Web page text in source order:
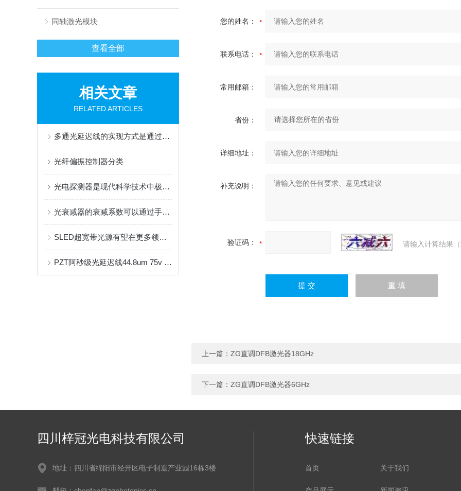
同轴激光模块
查看全部
相关文章
RELATED ARTICLES
多通光延迟线的实现方式是通过多通道的光学路径来实现光信号的传输
光纤偏振控制器分类
光电探测器是现代科学技术中极为重要的一环
光衰减器的衰减系数可以通过手动或自动两种方式进行调整
SLED超宽带光源有望在更多领域发挥重要作用
PZT阿秒级光延迟线44.8um 75v 30k：一文带你了解是什么？
您的姓名：
联系电话：
常用邮箱：
省份：
详细地址：
补充说明：
验证码： 请输入计算结果
上一篇： ZG直调DFB激光器18GHz
下一篇： ZG直调DFB激光器6GHz
四川梓冠光电科技有限公司
地址：四川省绵阳市经开区电子制造产业园16栋3楼
快速链接
首页 关于我们